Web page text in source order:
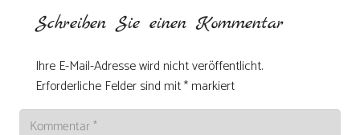
Schreiben Sie einen Kommentar
Ihre E-Mail-Adresse wird nicht veröffentlicht.
Erforderliche Felder sind mit*markiert